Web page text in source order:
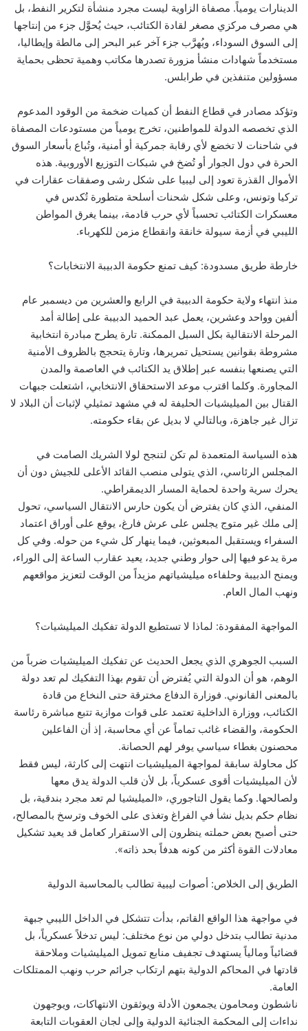
الدينارات يومياً. مصفاة الزاوية ليست مجرد منشأة لتكرير النفط، بل
هي مصرف مركزي مصغر لقادة الكتائب، حيث يُحوَّل جزء من إنتاجها
إلى السوق السوداء، ويُهرَّب جزء آخر عبر البحر إلى مالطة وإيطاليا،
مستخدماً شهادات منشأ مزورة تصدرها مكاتب وهمية تحظى بحماية
مسؤولين متنفذين في طرابلس.
وتؤكد مصادر في قطاع النفط أن كميات ضخمة من الوقود المدعوم
الذي تخصصه الدولة للمواطنين، تخرج يومياً من مستودعات المصفاة
في شاحنات لا تخضع لأي رقابة جمركية أو أمنية، وتُباع بأسعار السوق
الحرة في دول الجوار أو تُضخ في شبكات التوزيع الأوروبية. هذه
الأموال القذرة تعود إلى ليبيا على شكل رشى وصفقات عقارات في
تركيا وتونس، وعلى شكل شحنات أسلحة متطورة تُكدس في
معسكرات الكتائب تحسباً لأي حرب قادمة، بينما يغرق المواطن
الليبي في أزمة سيولة خانقة وانقطاع مزمن للكهرباء.
خارطة طريق مسدودة: كيف تمنع حكومة الدبيبة الانتخابات؟
منذ انتهاء ولاية حكومة الدبيبة في الرابع والعشرين من ديسمبر عام
ألفين وواحد وعشرين، يعمل عبد الحميد الدبيبة على إطالة أمد
المرحلة الانتقالية بكل السبل الممكنة. تارة يطرح مبادرة انتخابية
مشروطة بقوانين يستحيل تمريرها، وتارة يتحجج بالظروف الأمنية
التي يصنعها بنفسه عبر إطلاق يد الكتائب في العاصمة والمدن
المجاورة. وكلما اقترب موعد الاستحقاق الانتخابي، اشتعلت جبهات
القتال بين الميليشيات الحليفة له في مشهد تمثيلي لإثبات أن البلاد لا
تزال غير جاهزة، وبالتالي لا بديل عن بقاء حكومته.
هذه السياسة المتعمدة لم تكن لتنجح لولا الشريك الصامت في
المجلس الرئاسي، الذي يتولى منصب القائد الأعلى للجيش دون أن
يحرك سرية واحدة لحماية المسار الديمقراطي.
المنفي، الذي كان يفترض أن يكون حارس الانتقال السياسي، تحول
إلى ملك غير متوج يجلس على عرش فارغ، يوقع على أوراق اعتماد
السفراء ويستقبل المبعوثين، فيما ينهار كل شيء من حوله. وفي كل
مرة يدعو فيها إلى حوار وطني جديد، يعيد عقارب الساعة إلى الوراء،
ويمنح الدبيبة وحلفاءه ميليشياتهم مزيداً من الوقت لتعزيز مواقعهم
ونهب المال العام.
المواجهة المفقودة: لماذا لا تستطيع الدولة تفكيك الميليشيات؟
السبب الجوهري الذي يجعل الحديث عن تفكيك الميليشيات ضرباً من
الوهم، هو أن الدولة التي يُفترض أن تقوم بهذا التفكيك لم تعد دولة
بالمعنى القانوني. فوزارة الدفاع مخترقة حتى النخاع من قادة
الكتائب، ووزارة الداخلية تعتمد على قوات موازية تتبع مباشرة رئاسة
الحكومة، والقضاء غائب تماماً عن أي محاسبة، إذ أن الفاعلين
محصنون بغطاء سياسي يوفر لهم الحصانة.
كل محاولة سابقة لمواجهة الميليشيات انتهت إلى كارثة، ليس فقط
لأن الميليشيات أقوى عسكرياً، بل لأن قلب الدولة يدق معها
ولصالحها. وكما يقول التاجوري، «الميليشيا لم تعد مجرد بندقية، بل
نظام حكم بديل نشأ في الفراغ وتغذى على الخوف وترسخ بالمصالح،
حتى أصبح بعض حملته ينظرون إلى الاستقرار كعامل قد يعيد تشكيل
معادلات القوة أكثر من كونه هدفاً بحد ذاته».
الطريق إلى الخلاص: أصوات ليبية تطالب بالمحاسبة الدولية
في مواجهة هذا الواقع القاتم، بدأت تتشكل في الداخل الليبي جبهة
مدنية تطالب بتدخل دولي من نوع مختلف: ليس تدخلاً عسكرياً، بل
قضائياً ومالياً يستهدف تجفيف منابع تمويل الميليشيات وملاحقة
قادتها في المحاكم الدولية بتهم ارتكاب جرائم حرب ونهب الممتلكات
العامة.
ناشطون ومحامون يجمعون الأدلة ويوثقون الانتهاكات، ويوجهون
نداءات إلى المحكمة الجنائية الدولية وإلى لجان العقوبات التابعة